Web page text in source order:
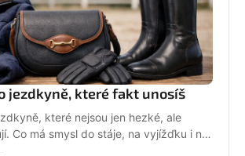
jezdkyně, které fakt unosíš
které nejsou jen hezké, ale
Co má smysl do stáje, na vyjížďku i na